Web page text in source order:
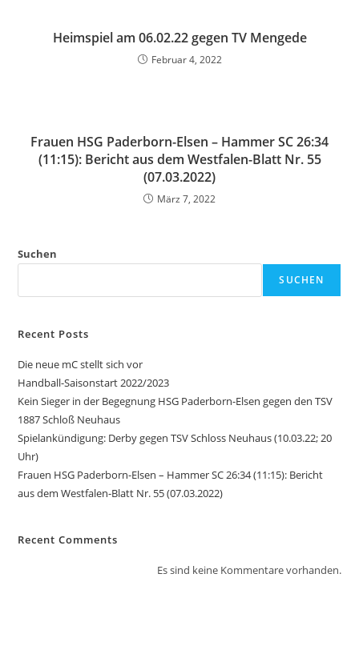
Heimspiel am 06.02.22 gegen TV Mengede
Februar 4, 2022
Frauen HSG Paderborn-Elsen – Hammer SC 26:34
(11:15): Bericht aus dem Westfalen-Blatt Nr. 55
(07.03.2022)
März 7, 2022
Suchen
SUCHEN
Recent Posts
Die neue mC stellt sich vor
Handball-Saisonstart 2022/2023
Kein Sieger in der Begegnung HSG Paderborn-Elsen gegen den TSV
1887 Schloß Neuhaus
Spielankündigung: Derby gegen TSV Schloss Neuhaus (10.03.22; 20
Uhr)
Frauen HSG Paderborn-Elsen – Hammer SC 26:34 (11:15): Bericht
aus dem Westfalen-Blatt Nr. 55 (07.03.2022)
Recent Comments
Es sind keine Kommentare vorhanden.